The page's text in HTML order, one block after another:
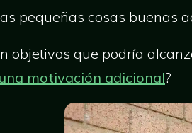
pequeñas cosas buenas
objetivos que podría
motivación adicional?